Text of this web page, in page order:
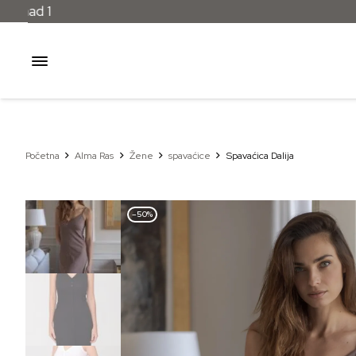
Početna Alma Ras Žene spavaćice Spavaćica Dalija
–50%